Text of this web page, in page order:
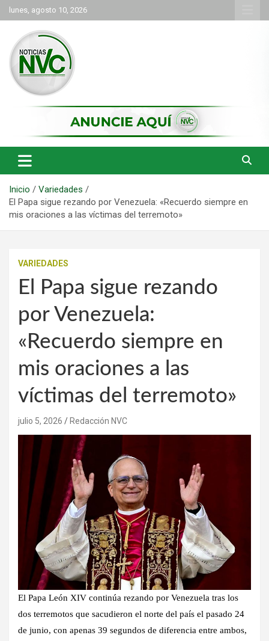
Saltar
al
contenido
lunes, agosto 10, 2026
NVC Noticias
Inicio
Variedades
El Papa sigue rezando por Venezuela: «Recuerdo siempre en
mis oraciones a las víctimas del terremoto»
VARIEDADES
El Papa sigue rezando
por Venezuela:
«Recuerdo siempre en
mis oraciones a las
víctimas del terremoto»
julio 5, 2026 Redacción NVC
El Papa León XIV continúa rezando por Venezuela tras los
dos terremotos que sacudieron el norte del país el pasado 24
de junio, con apenas 39 segundos de diferencia entre ambos,